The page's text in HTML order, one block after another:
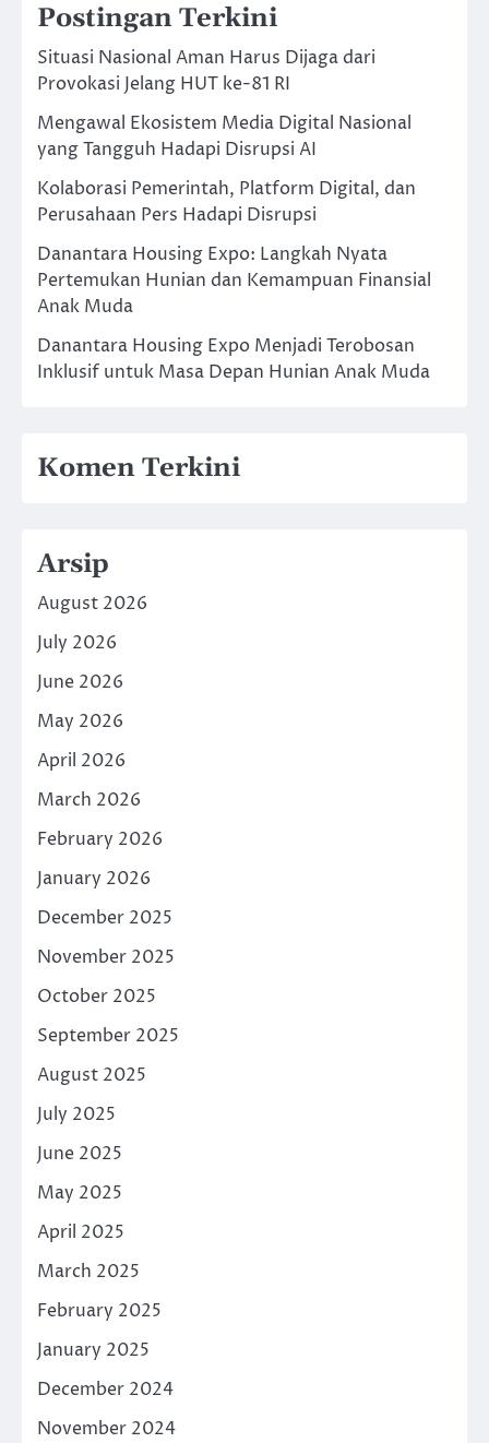
Postingan Terkini
Situasi Nasional Aman Harus Dijaga dari
Provokasi Jelang HUT ke-81 RI
Mengawal Ekosistem Media Digital Nasional
yang Tangguh Hadapi Disrupsi AI
Kolaborasi Pemerintah, Platform Digital, dan
Perusahaan Pers Hadapi Disrupsi
Danantara Housing Expo: Langkah Nyata
Pertemukan Hunian dan Kemampuan Finansial
Anak Muda
Danantara Housing Expo Menjadi Terobosan
Inklusif untuk Masa Depan Hunian Anak Muda
Komen Terkini
Arsip
August 2026
July 2026
June 2026
May 2026
April 2026
March 2026
February 2026
January 2026
December 2025
November 2025
October 2025
September 2025
August 2025
July 2025
June 2025
May 2025
April 2025
March 2025
February 2025
January 2025
December 2024
November 2024